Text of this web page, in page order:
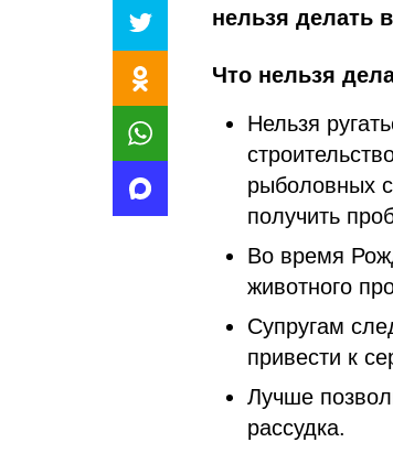
нельзя делать
Что нельзя
Нельзя
рыболовных
получить
Во время
животного
Супругам
привести к
Лучше
рассудка.